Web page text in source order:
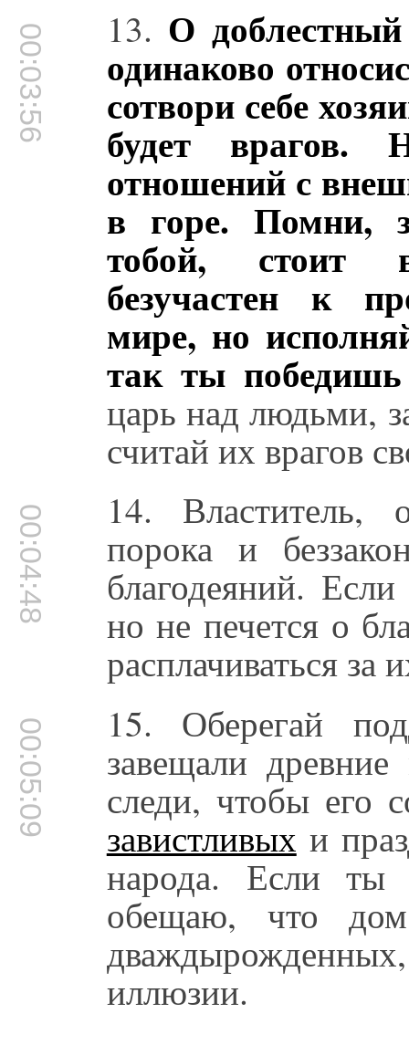
00:03:56 13. О доблестный
одинаково
сотвори себе
будет врагов.
отношений с
в горе. Помни,
тобой, стоит
безучастен к
мире, но
так ты
царь над людьми,
считай их врагов
00:04:48 14. Властитель,
порока и
благодеяний.
но не печется о
расплачиваться за
00:05:09 15. Оберегай
завещали
следи, чтобы его
завистливых и
народа. Если
обещаю, что
иллюзии.